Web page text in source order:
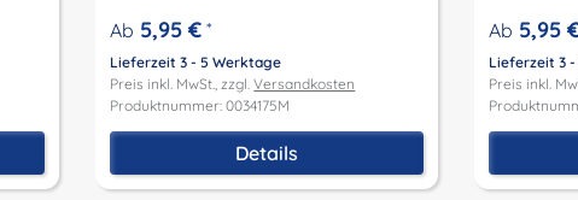
Ab 5,95 € *
Lieferzeit 3 - 5 Werktage
Preis inkl. MwSt., zzgl.Versandkosten
Produktnummer: 0034175M
Details
Ab 5,95
Lieferzeit 3
Preis inkl.